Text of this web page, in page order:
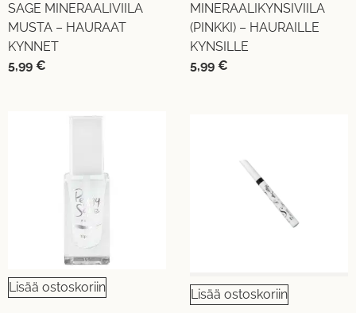
SAGE MINERAALIVIILA
MUSTA – HAURAAT
KYNNET
5,99 €
MINERAALIKYNSIVIILA
(PINKKI) – HAURAILLE
KYNSILLE
5,99 €
Lisää ostoskoriin
Lisää ostoskoriin